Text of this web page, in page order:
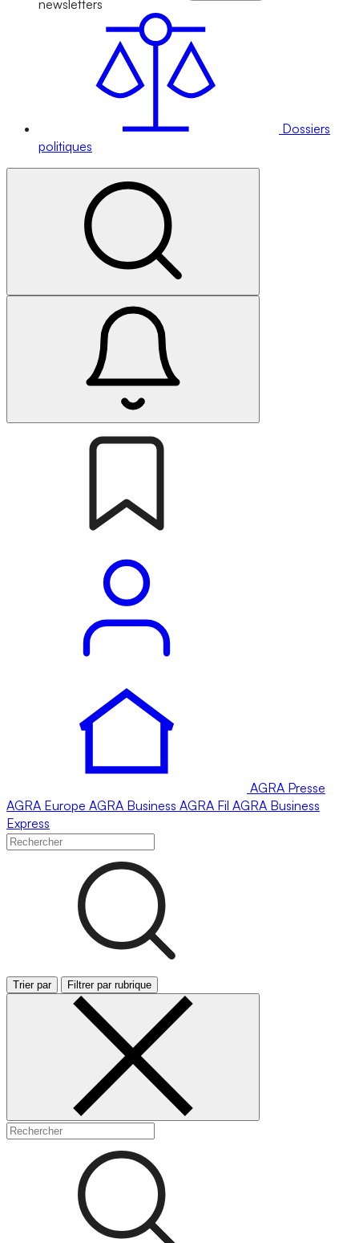
newsletters
Dossiers
politiques
AGRA Presse
AGRA Europe AGRA Business AGRA Fil AGRA Business
Express
Trier par Filtrer par rubrique